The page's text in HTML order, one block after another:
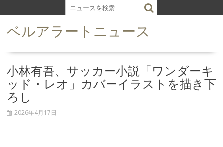
k
ベルアラートニュース
小林有吾、サッカー小説「ワンダーキ
ッド・レオ」カバーイラストを描き下
ろし
2026年4月17日